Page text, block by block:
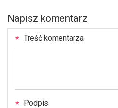
Napisz komentarz
Treść komentarza
Podpis